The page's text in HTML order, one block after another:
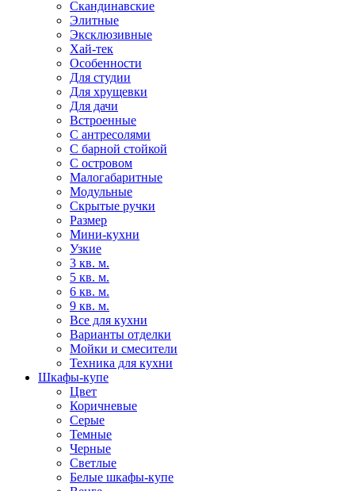
Скандинавские
Элитные
Эксклюзивные
Хай-тек
Особенности
Для студии
Для хрущевки
Для дачи
Встроенные
С антресолями
С барной стойкой
С островом
Малогабаритные
Модульные
Скрытые ручки
Размер
Мини-кухни
Узкие
3 кв. м.
5 кв. м.
6 кв. м.
9 кв. м.
Все для кухни
Варианты отделки
Мойки и смесители
Техника для кухни
Шкафы-купе
Цвет
Коричневые
Серые
Темные
Черные
Светлые
Белые шкафы-купе